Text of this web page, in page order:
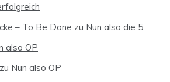
– To Be Done zu Nun also die 5
also OP
zu Nun also OP